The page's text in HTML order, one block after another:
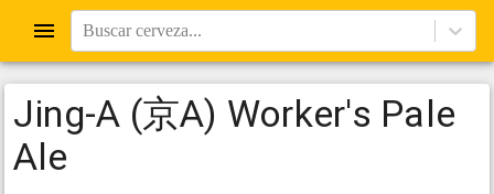
Buscar cerveza...
Jing-A (京A) Worker's Pale
Ale